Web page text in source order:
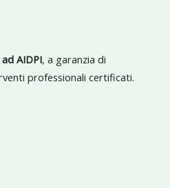
AIDPI, a garanzia di
professionali certificati.